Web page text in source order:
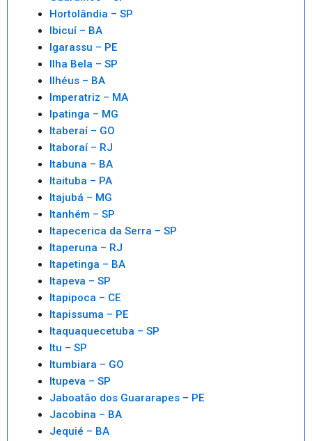
Hortolândia – SP
Ibicuí – BA
Igarassu – PE
Ilha Bela – SP
Ilhéus – BA
Imperatriz – MA
Ipatinga – MG
Itaberaí – GO
Itaboraí – RJ
Itabuna – BA
Itaituba – PA
Itajubá – MG
Itanhém – SP
Itapecerica da Serra – SP
Itaperuna – RJ
Itapetinga – BA
Itapeva – SP
Itapipoca – CE
Itapissuma – PE
Itaquaquecetuba – SP
Itu – SP
Itumbiara – GO
Itupeva – SP
Jaboatão dos Guararapes – PE
Jacobina – BA
Jequié – BA